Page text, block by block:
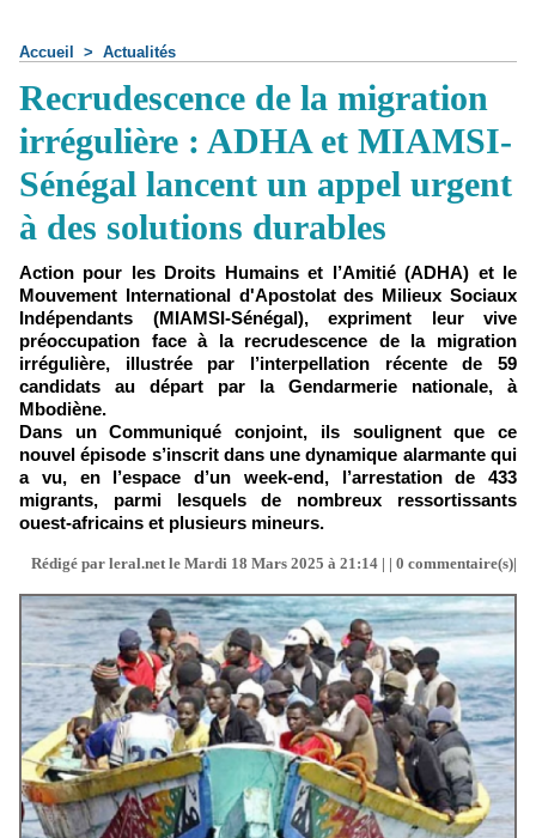
Accueil > Actualités
Recrudescence de la migration
irrégulière : ADHA et MIAMSI-
Sénégal lancent un appel urgent
à des solutions durables
Action pour les Droits Humains et l’Amitié (ADHA) et le
Mouvement International d'Apostolat des Milieux Sociaux
Indépendants (MIAMSI-Sénégal), expriment leur vive
préoccupation face à la recrudescence de la migration
irrégulière, illustrée par l’interpellation récente de 59
candidats au départ par la Gendarmerie nationale, à
Mbodiène.
Dans un Communiqué conjoint, ils soulignent que ce
nouvel épisode s’inscrit dans une dynamique alarmante qui
a vu, en l’espace d’un week-end, l’arrestation de 433
migrants, parmi lesquels de nombreux ressortissants
ouest-africains et plusieurs mineurs.
Rédigé par leral.net le Mardi 18 Mars 2025 à 21:14 | | 0 commentaire(s)|